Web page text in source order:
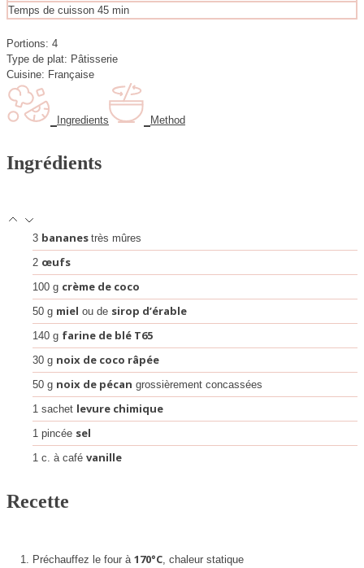
i
n
s
Temps de cuisson 45m
u
e
s
min
Portions: 4
Type de plat: Pâtisserie
Cuisine: Française
Ingredients Method
Ingrédients
3 bananes très mûres
2 œufs
100 g crème de coco
50 g miel ou de sirop d’érable
140 g farine de blé T65
30 g noix de coco râpée
50 g noix de pécan grossièrement concassées
1 sachet levure chimique
1 pincée sel
1 c. à café vanille
Recette
Préchauffez le four à 170°C, chaleur statique